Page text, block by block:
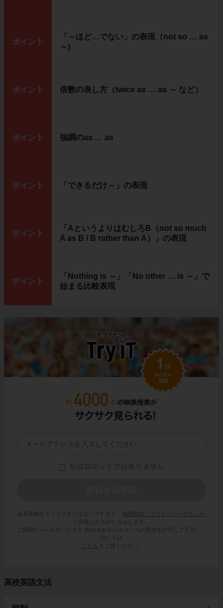
ポイント
「～ほど…でない」の表現（not so … as
～)
ポイント 倍数の表し方（twice as … as ～ など）
ポイント 強調のas … as
ポイント 「できるだけ～」の表現
ポイント
「AというよりはむしろB（not so much
A as B / B rather than A）」の表現
ポイント
「Nothing is ～」「No other … is ～」で
始まる比較表現
会員登録をクリックまたはタップすると、
利用規約・プライバシーポリシー
に同意したものとみなします。
ご利用のメールサービスで @try-it.jp からのメールの受信を許可して下さい。
詳しくは
こちら
をご覧ください。
高校英語文法